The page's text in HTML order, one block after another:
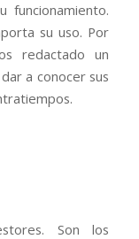
funcionamiento.
su uso. Por
redactado un
a conocer sus
Son los